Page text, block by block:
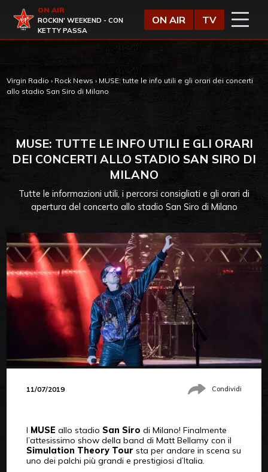
Virgin Radio
ON AIR
ROCKIN' WEEKEND - CON
KETTY PASSA
ON AIR TV
Virgin Radio › Rock News › MUSE: tutte le info utili e gli orari dei concerti
allo stadio San Siro di Milano
MUSE: TUTTE LE INFO UTILI E GLI ORARI
DEI CONCERTI ALLO STADIO SAN SIRO DI
MILANO
Tutte le informazioni utili, i percorsi consigliati e gli orari di
apertura del concerto allo stadio San Siro di Milano
11/07/2019 Condividi
I MUSE allo stadio San Siro di Milano! Finalmente
l’attesissimo show della band di Matt Bellamy con il
Simulation Theory Tour sta per andare in scena su
uno dei palchi più grandi e prestigiosi d’Italia.